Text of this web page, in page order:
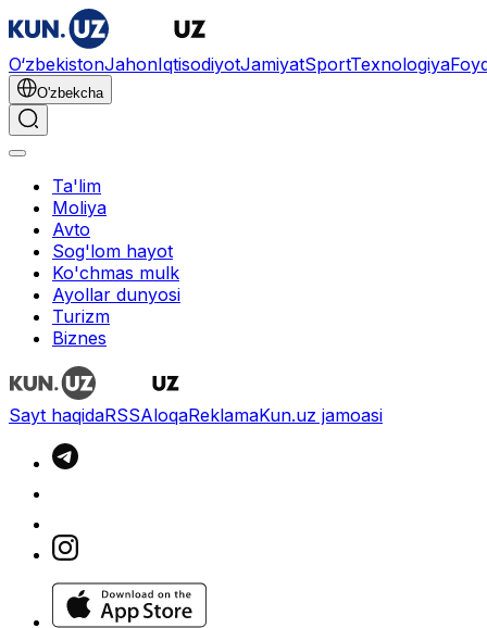
O‘zbekistonJahonIqtisodiyotJamiyatSportTexnologiya
O'zbekcha
Ta'lim
Moliya
Avto
Sog'lom hayot
Ko'chmas mulk
Ayollar dunyosi
Turizm
Biznes
Sayt haqidaRSSAloqaReklamaKun.uz jamoasi